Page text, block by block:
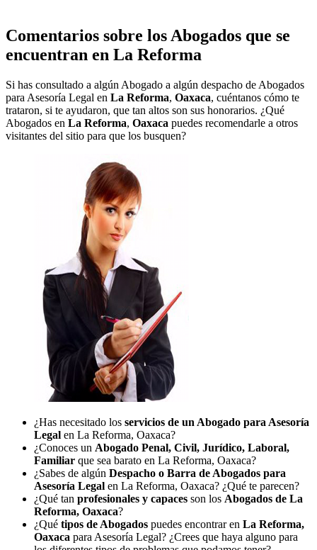
Comentarios sobre los Abogados que se
encuentran en La Reforma
Si has consultado a algún Abogado a algún despacho de Abogados
para Asesoría Legal en La Reforma, Oaxaca, cuéntanos cómo te
trataron, si te ayudaron, que tan altos son sus honorarios. ¿Qué
Abogados en La Reforma, Oaxaca puedes recomendarle a otros
visitantes del sitio para que los busquen?
¿Has necesitado los servicios de un Abogado para Asesoría
Legal en La Reforma, Oaxaca?
¿Conoces un Abogado Penal, Civil, Jurídico, Laboral,
Familiar que sea barato en La Reforma, Oaxaca?
¿Sabes de algún Despacho o Barra de Abogados para
Asesoría Legal en La Reforma, Oaxaca? ¿Qué te parecen?
¿Qué tan profesionales y capaces son los Abogados de La
Reforma, Oaxaca?
¿Qué tipos de Abogados puedes encontrar en La Reforma,
Oaxaca para Asesoría Legal? ¿Crees que haya alguno para